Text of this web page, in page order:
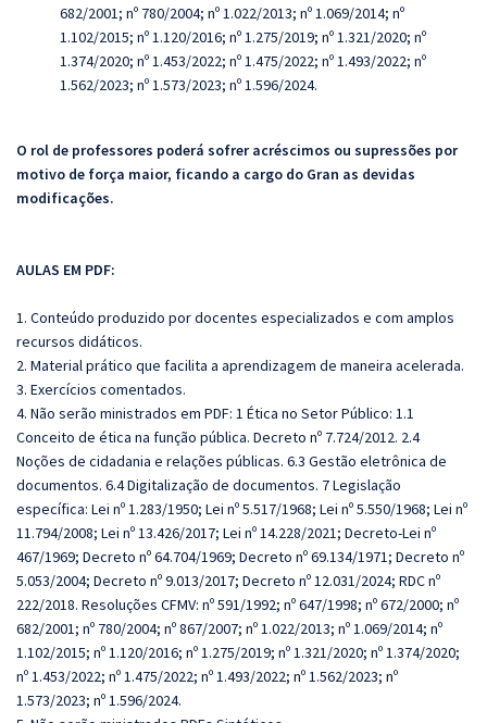
682/2001; nº 780/2004; nº 1.022/2013; nº 1.069/2014; nº
1.102/2015; nº 1.120/2016; nº 1.275/2019; nº 1.321/2020; nº
1.374/2020; nº 1.453/2022; nº 1.475/2022; nº 1.493/2022; nº
1.562/2023; nº 1.573/2023; nº 1.596/2024.
O rol de professores poderá sofrer acréscimos ou supressões por
motivo de força maior, ficando a cargo do Gran as devidas
modificações.
AULAS EM PDF:
1. Conteúdo produzido por docentes especializados e com amplos
recursos didáticos.
2. Material prático que facilita a aprendizagem de maneira acelerada.
3. Exercícios comentados.
4. Não serão ministrados em PDF: 1 Ética no Setor Público: 1.1
Conceito de ética na função pública. Decreto nº 7.724/2012. 2.4
Noções de cidadania e relações públicas. 6.3 Gestão eletrônica de
documentos. 6.4 Digitalização de documentos. 7 Legislação
específica: Lei nº 1.283/1950; Lei nº 5.517/1968; Lei nº 5.550/1968; Lei nº
11.794/2008; Lei nº 13.426/2017; Lei nº 14.228/2021; Decreto-Lei nº
467/1969; Decreto nº 64.704/1969; Decreto nº 69.134/1971; Decreto nº
5.053/2004; Decreto nº 9.013/2017; Decreto nº 12.031/2024; RDC nº
222/2018. Resoluções CFMV: nº 591/1992; nº 647/1998; nº 672/2000; nº
682/2001; nº 780/2004; nº 867/2007; nº 1.022/2013; nº 1.069/2014; nº
1.102/2015; nº 1.120/2016; nº 1.275/2019; nº 1.321/2020; nº 1.374/2020;
nº 1.453/2022; nº 1.475/2022; nº 1.493/2022; nº 1.562/2023; nº
1.573/2023; nº 1.596/2024.